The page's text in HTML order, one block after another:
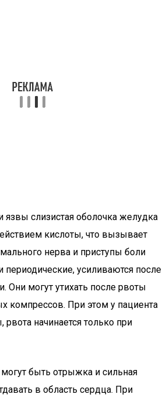
язвы слизистая оболочка желудка
кислоты, что вызывает
нерва и приступы боли
периодические, усиливаются после
Они могут утихать после рвоты
компрессов. При этом у пациента
начинается только при
быть отрыжка и сильная
в область сердца. При